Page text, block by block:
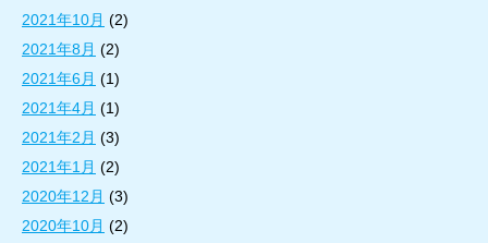
2021年10月 (2)
2021年8月 (2)
2021年6月 (1)
2021年4月 (1)
2021年2月 (3)
2021年1月 (2)
2020年12月 (3)
2020年10月 (2)